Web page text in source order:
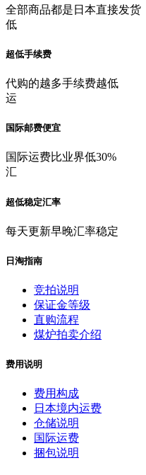
全部商品都是日本直接发货
低
超低手续费
代购的越多手续费越低
运
国际邮费便宜
国际运费比业界低30%
汇
超低稳定汇率
每天更新早晚汇率稳定
日淘指南
竞拍说明
保证金等级
直购流程
煤炉拍卖介绍
费用说明
费用构成
日本境内运费
仓储说明
国际运费
捆包说明